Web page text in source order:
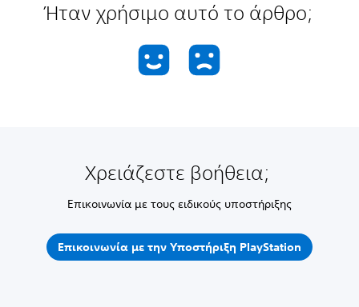
Ήταν χρήσιμο αυτό το άρθρο;
Χρειάζεστε βοήθεια;
Επικοινωνία με τους ειδικούς υποστήριξης
Επικοινωνία με την Υποστήριξη PlayStation